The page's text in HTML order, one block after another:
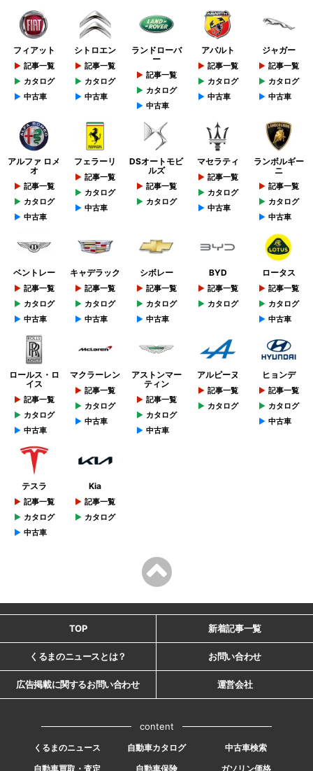
フィアット
記事一覧
カタログ
中古車
シトロエン
記事一覧
カタログ
中古車
ランドローバ
ー
記事一覧
カタログ
中古車
アバルト
記事一覧
カタログ
中古車
ジャガー
記事一覧
カタログ
中古車
アルファ ロメ
オ
記事一覧
カタログ
中古車
フェラーリ
記事一覧
カタログ
中古車
DSオートモビ
ルズ
記事一覧
カタログ
マセラティ
記事一覧
カタログ
中古車
ランボルギー
ニ
記事一覧
カタログ
中古車
ベントレー
記事一覧
カタログ
中古車
キャデラック
記事一覧
カタログ
中古車
シボレー
記事一覧
カタログ
中古車
BYD
記事一覧
カタログ
ロータス
記事一覧
カタログ
中古車
ロールス・ロ
イス
記事一覧
カタログ
中古車
マクラーレン
記事一覧
カタログ
中古車
アストンマー
ティン
記事一覧
カタログ
中古車
アルピーヌ
記事一覧
カタログ
ヒョンデ
記事一覧
カタログ
中古車
テスラ
記事一覧
カタログ
中古車
Kia
記事一覧
カタログ
TOP 新着記事一覧
くるまのニュースとは？ お問い合わせ
広告掲載に関するお問い合わせ 運営会社
content
くるまのニュース 自動車カタログ
中古車検索
自動車買取・査定
自動車保険 ガソリン価格